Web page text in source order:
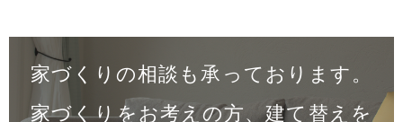
家づくりの相談も承っております。
家づくりをお考えの方、建て替えを